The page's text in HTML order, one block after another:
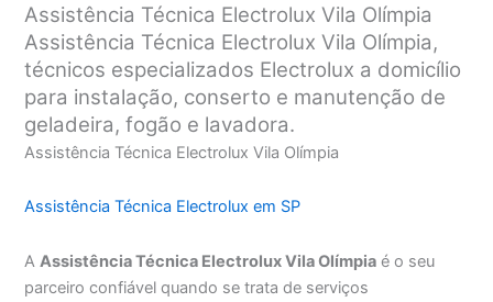
Assistência Técnica Electrolux Vila Olímpia
Assistência Técnica Electrolux Vila Olímpia,
técnicos especializados Electrolux a domicílio
para instalação, conserto e manutenção de
geladeira, fogão e lavadora.
Assistência Técnica Electrolux Vila Olímpia
Assistência Técnica Electrolux em SP
AAssistência Técnica Electrolux Vila Olímpia é o seu
parceiro confiável quando se trata de serviços